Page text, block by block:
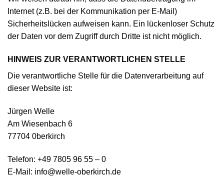
Internet (z.B. bei der Kommunikation per E-Mail)
Sicherheitslücken aufweisen kann. Ein lückenloser Schutz
der Daten vor dem Zugriff durch Dritte ist nicht möglich.
HINWEIS ZUR VERANTWORTLICHEN STELLE
Die verantwortliche Stelle für die Datenverarbeitung auf
dieser Website ist:
Jürgen Welle
Am Wiesenbach 6
77704 0berkirch
Telefon: +49 7805 96 55 – 0
E-Mail: info@welle-oberkirch.de